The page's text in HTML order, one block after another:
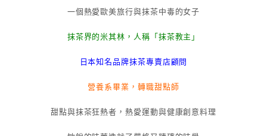
一個熱愛歐美旅行與抹茶中毒的女子
抹茶界的米其林，人稱「抹茶教主」
日本知名品牌抹茶專賣店顧問
營養系畢業，轉職甜點師
甜點與抹茶狂熱者，熱愛運動與健康創意料理